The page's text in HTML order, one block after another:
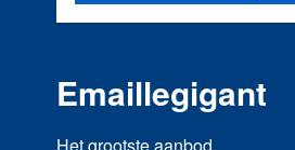
Emaillegigant